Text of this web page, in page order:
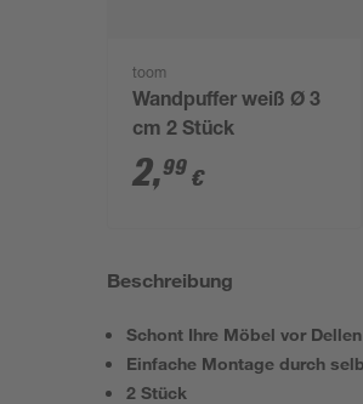
toom
Wandpuffer weiß Ø 3
cm 2 Stück
2,99 €
Beschreibung
Schont Ihre Möbel vor Dellen
Einfache Montage durch
2 Stück